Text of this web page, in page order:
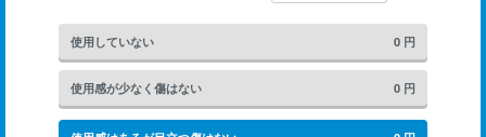
使用していない 0 円
使用感が少なく傷はない 0 円